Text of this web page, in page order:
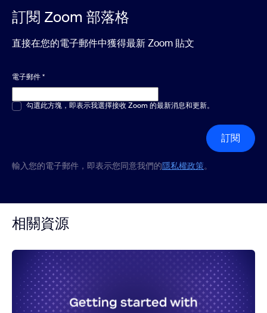
訂閱 Zoom 部落格
直接在您的電子郵件中獲得最新 Zoom 貼文
電子郵件*
多選或單選*
勾選此方塊，即表示我選擇接收 Zoom 的最新消息和更新。
訂閱
輸入您的電子郵件，即表示您同意我們的隱私權政策。
相關資源